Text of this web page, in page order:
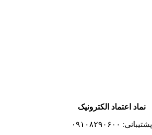
نماد اعتماد الکترونیک
پشتیبانی: ۰۹۱۰۸۲۹۰۶۰۰